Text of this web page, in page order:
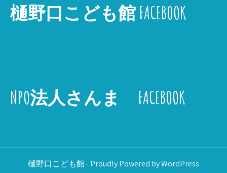
樋野口こども館 FACEBOOK
NPO法人さんま FACEBOOK
樋野口こども館 - Proudly Powered by WordPress